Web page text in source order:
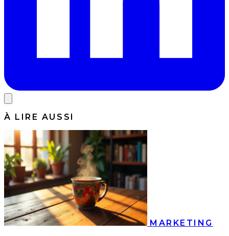
À LIRE AUSSI
MARKETING